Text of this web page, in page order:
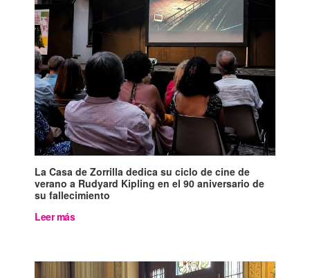
La Casa de Zorrilla dedica su ciclo de cine de
verano a Rudyard Kipling en el 90 aniversario de
su fallecimiento
Leer más